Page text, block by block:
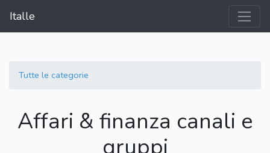
Italle
Tutte le categorie
Affari & finanza canali e